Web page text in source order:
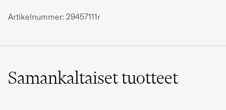
Artikelnummer: 29457111r
Samankaltaisettuotteet